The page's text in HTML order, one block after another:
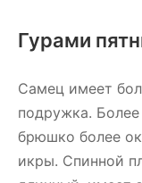
Гурами
Самец имеет
подружка.
брюшко более
икры. Спинной